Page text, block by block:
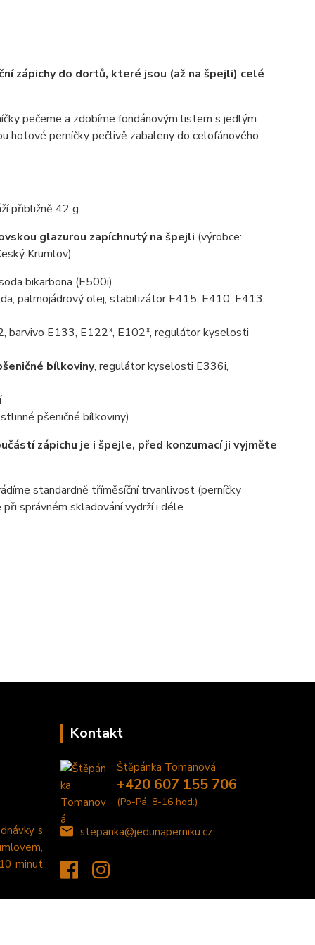
zápichy do dortů, které jsou (až na špejli) celé
pečeme a zdobíme fondánovým listem s jedlým
hotové perníčky pečlivě zabaleny do celofánového
přibližně 42 g.
glazurou zapíchnutý na špejli (výrobce:
Krumlov)
bikarbona (E500i)
palmojádrový olej, stabilizátor E415, E410, E413,
barvivo E133, E122*, E102*, regulátor kyselosti
bílkoviny, regulátor kyselosti E336i,
pšeničné bílkoviny)
zápichu je i špejle, před konzumací ji vyjměte
standardně tříměsíční trvanlivost (perníčky
správném skladování vydrží i déle.
s
minut
Kontakt
Štěpánka Tomanová
+420 607 155 706
(Po-Pá, 8-16 hod.)
stepanka@jedunaperniku.cz